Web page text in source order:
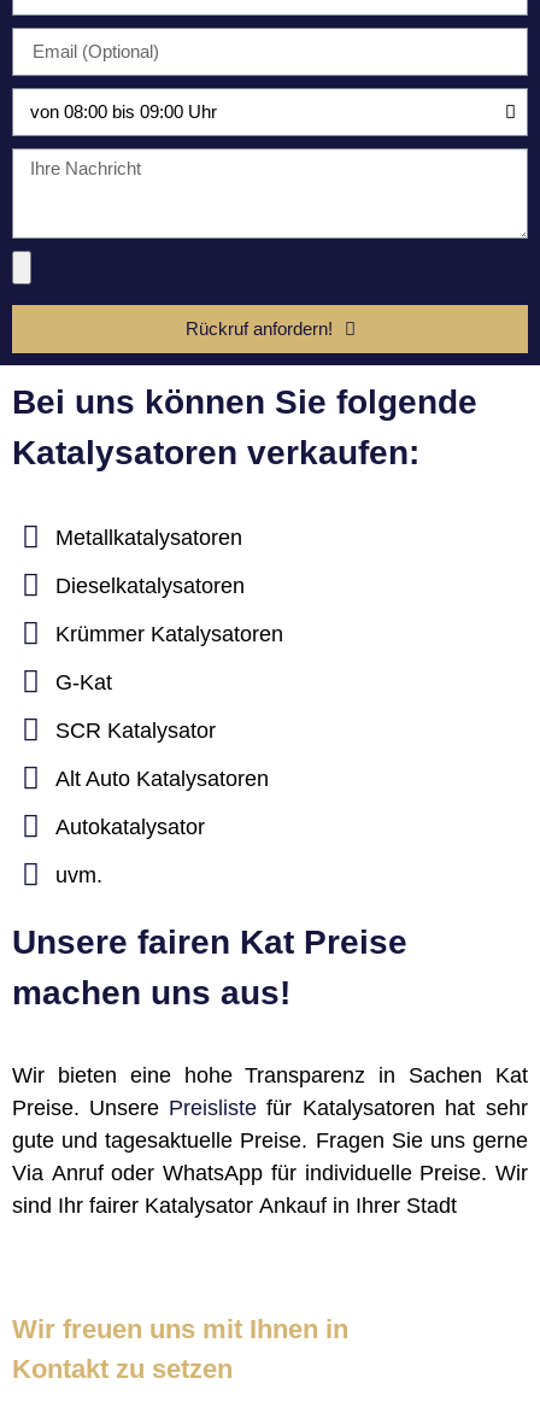
Rückruf anfordern!
Bei uns können Sie folgende
Katalysatoren verkaufen:
Metallkatalysatoren
Dieselkatalysatoren
Krümmer Katalysatoren
G-Kat
SCR Katalysator
Alt Auto Katalysatoren
Autokatalysator
uvm.
Unsere fairen Kat Preise
machen uns aus!
Wir bieten eine hohe Transparenz in Sachen Kat
Preise. Unsere Preisliste für Katalysatoren hat sehr
gute und tagesaktuelle Preise. Fragen Sie uns gerne
Via Anruf oder WhatsApp für individuelle Preise. Wir
sind Ihr fairer Katalysator Ankauf in Ihrer Stadt
Wir freuen uns mit Ihnen in
Kontakt zu setzen